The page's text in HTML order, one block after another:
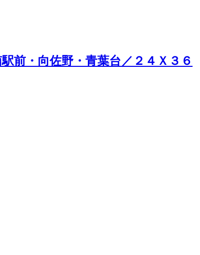
前・向佐野・青葉台／２４Ｘ３６